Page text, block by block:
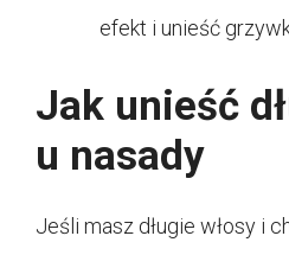
efekt i unieść
Jak unieść
u nasady
Jeśli masz długie włosy i